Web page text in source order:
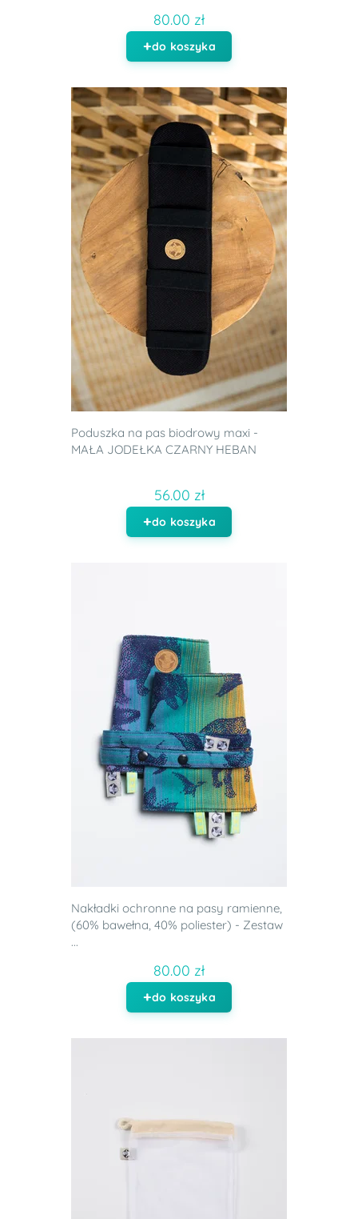
80.00 zł
do koszyka
Poduszka na pas biodrowy maxi -
MAŁA JODEŁKA CZARNY HEBAN
56.00 zł
do koszyka
Nakładki ochronne na pasy ramienne,
(60% bawełna, 40% poliester) - Zestaw
...
80.00 zł
do koszyka